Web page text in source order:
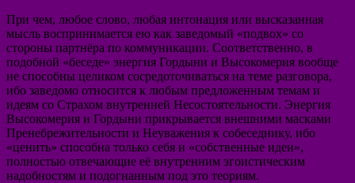
При чем, любое слово, любая интонация или высказанная
мысль воспринимается ею как заведомый «подвох» со
стороны партнёра по коммуникации. Соответственно, в
подобной «беседе» энергия Гордыни и Высокомерия вообще
не способны целиком сосредоточиваться на теме разговора,
ибо заведомо относится к любым предложенным темам и
идеям со Страхом внутренней Несостоятельности. Энергия
Высокомерия и Гордыни прикрывается внешними масками
Пренебрежительности и Неуважения к собеседнику, ибо
«ценить» способна только себя и «собственные идеи»,
полностью отвечающие её внутренним эгоистическим
надобностям и подогнанным под это теориям.